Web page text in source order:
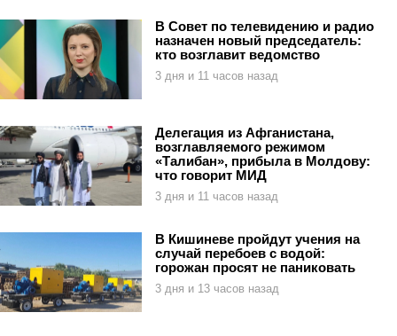
В Совет по телевидению и радио
назначен новый председатель:
кто возглавит ведомство
3 дня и 11 часов назад
Делегация из Афганистана,
возглавляемого режимом
«Талибан», прибыла в Молдову:
что говорит МИД
3 дня и 11 часов назад
В Кишиневе пройдут учения на
случай перебоев с водой:
горожан просят не паниковать
3 дня и 13 часов назад